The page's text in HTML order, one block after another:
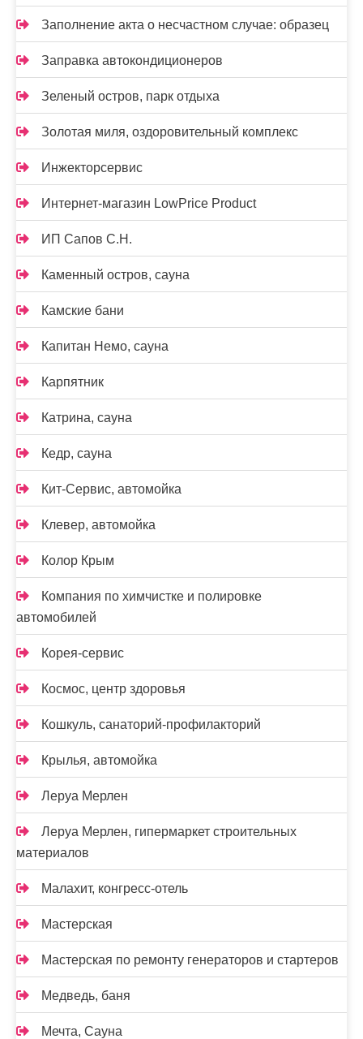
Заполнение акта о несчастном случае: образец
Заправка автокондиционеров
Зеленый остров, парк отдыха
Золотая миля, оздоровительный комплекс
Инжекторсервис
Интернет-магазин LowPrice Product
ИП Сапов С.Н.
Каменный остров, сауна
Камские бани
Капитан Немо, сауна
Карпятник
Катрина, сауна
Кедр, сауна
Кит-Сервис, автомойка
Клевер, автомойка
Колор Крым
Компания по химчистке и полировке
автомобилей
Корея-сервис
Космос, центр здоровья
Кошкуль, санаторий-профилакторий
Крылья, автомойка
Леруа Мерлен
Леруа Мерлен, гипермаркет строительных
материалов
Малахит, конгресс-отель
Мастерская
Мастерская по ремонту генераторов и стартеров
Медведь, баня
Мечта, Сауна